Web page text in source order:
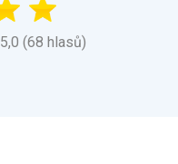
(68 hlasů)